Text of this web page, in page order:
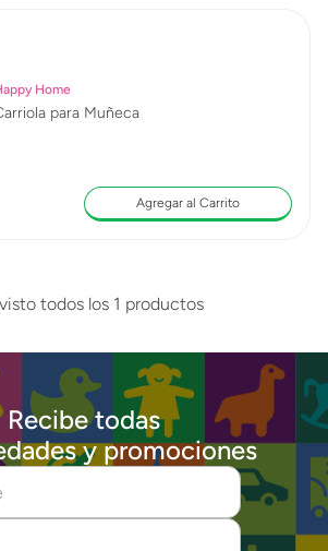
Home
para Muñeca
Agregar al Carrito
todos los 1 productos
Recibe todas
y promociones